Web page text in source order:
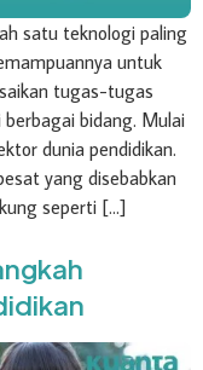
satu teknologi paling
untuk
tugas-tugas
bidang. Mulai
dunia pendidikan.
yang disebabkan
seperti […]